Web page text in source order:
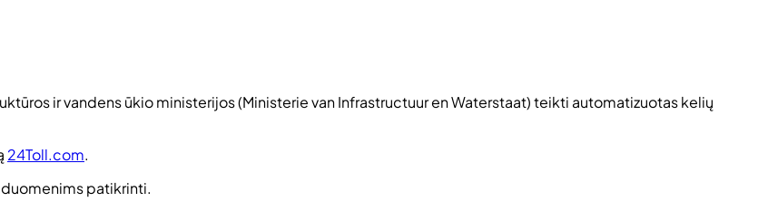
ir vandens ūkio ministerijos (Ministerie van Infrastructuur en Waterstaat) teikti automatizuotas kelių
24Toll.com.
patikrinti.